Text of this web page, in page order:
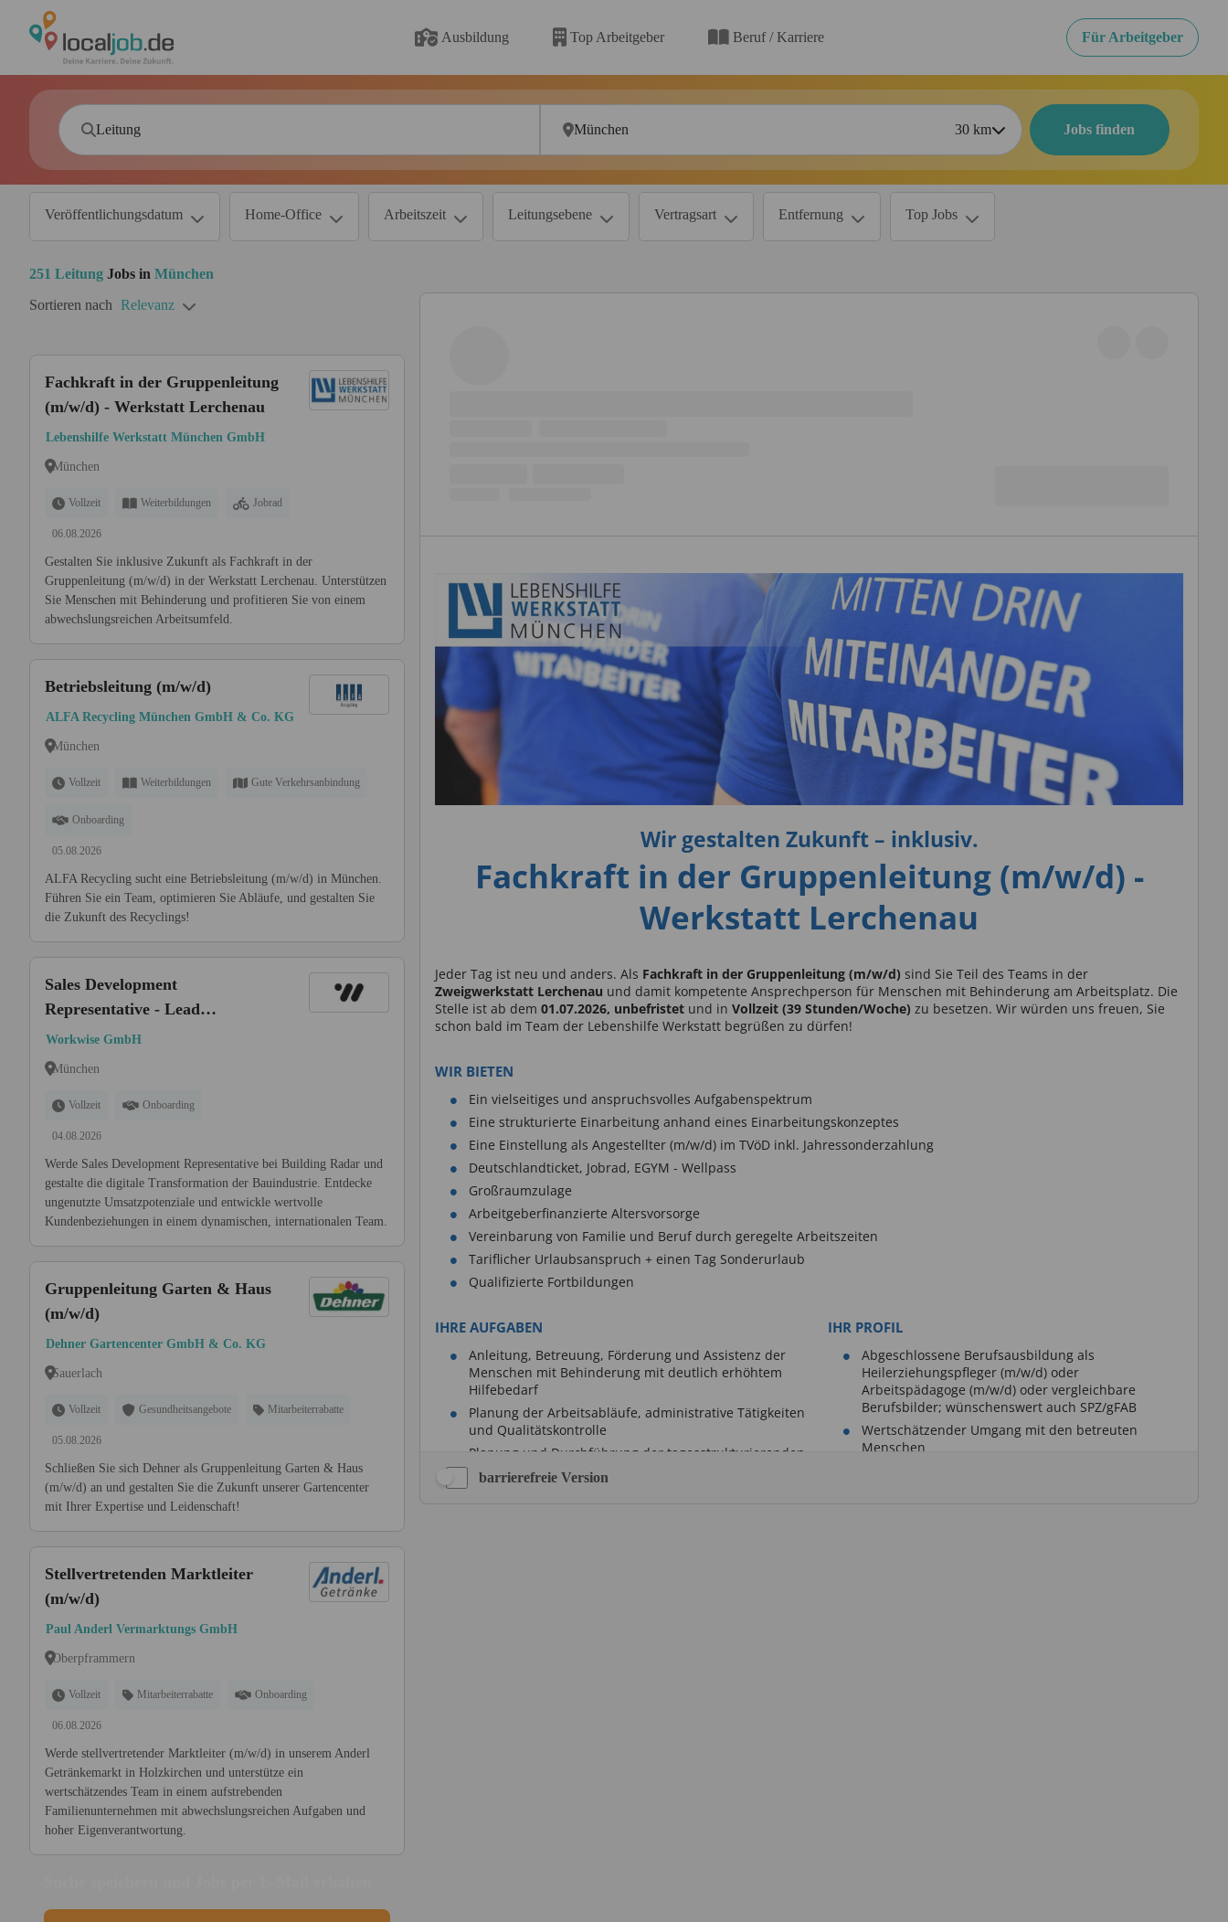
Ausbildung Top Arbeitgeber Beruf / Karriere Für Arbeitgeber
30km Jobs finden
Veröffentlichungsdatum Home-Office Arbeitszeit Leitungsebene Vertragsart Entfernung Top Jobs
251 Leitung Jobs in München
Sortieren nach Relevanz
Fachkraft in der Gruppenleitung
(m/w/d) - Werkstatt Lerchenau
Lebenshilfe Werkstatt München GmbH
München
Vollzeit Weiterbildungen Jobrad
06.08.2026
Gestalten Sie inklusive Zukunft als Fachkraft in der
Gruppenleitung (m/w/d) in der Werkstatt Lerchenau. Unterstützen
Sie Menschen mit Behinderung und profitieren Sie von einem
abwechslungsreichen Arbeitsumfeld.
Betriebsleitung (m/w/d)
ALFA Recycling München GmbH & Co. KG
München
Vollzeit Weiterbildungen Gute Verkehrsanbindung
Onboarding
05.08.2026
ALFA Recycling sucht eine Betriebsleitung (m/w/d) in München.
Führen Sie ein Team, optimieren Sie Abläufe, und gestalten Sie
die Zukunft des Recyclings!
Sales Development
Representative - Lead
Generation / B2B (m/w/d)
Workwise GmbH
München
Vollzeit Onboarding
04.08.2026
Werde Sales Development Representative bei Building Radar und
gestalte die digitale Transformation der Bauindustrie. Entdecke
ungenutzte Umsatzpotenziale und entwickle wertvolle
Kundenbeziehungen in einem dynamischen, internationalen Team.
Gruppenleitung Garten & Haus
(m/w/d)
Dehner Gartencenter GmbH & Co. KG
Sauerlach
Vollzeit Gesundheitsangebote Mitarbeiterrabatte
05.08.2026
Schließen Sie sich Dehner als Gruppenleitung Garten & Haus
(m/w/d) an und gestalten Sie die Zukunft unserer Gartencenter
mit Ihrer Expertise und Leidenschaft!
Stellvertretenden Marktleiter
(m/w/d)
Paul Anderl Vermarktungs GmbH
Oberpframmern
Vollzeit Mitarbeiterrabatte Onboarding
06.08.2026
Werde stellvertretender Marktleiter (m/w/d) in unserem Anderl
Getränkemarkt in Holzkirchen und unterstütze ein
wertschätzendes Team in einem aufstrebenden
Familienunternehmen mit abwechslungsreichen Aufgaben und
hoher Eigenverantwortung.
barrierefreie Version